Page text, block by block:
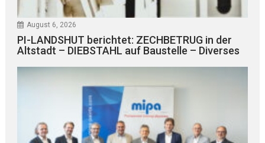
August 6, 2026
PI-LANDSHUT berichtet: ZECHBETRUG in der
Altstadt – DIEBSTAHL auf Baustelle – Diverses